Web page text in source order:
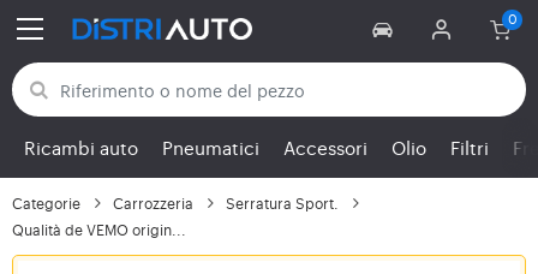
Torna alle categorie
Ricambi auto Pneumatici Accessori Olio Filtri
Categorie Carrozzeria
Serratura Sport.
Qualità de VEMO origin...